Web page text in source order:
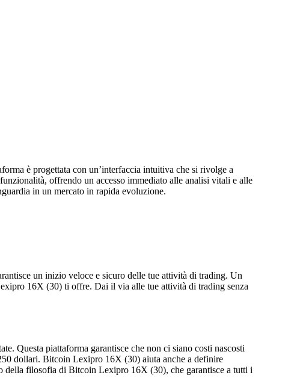
è progettata con un’interfaccia intuitiva che si rivolge a
offrendo un accesso immediato alle analisi vitali e alle
in un mercato in rapida evoluzione.
un inizio veloce e sicuro delle tue attività di trading. Un
16X (30) ti offre. Dai il via alle tue attività di trading senza
Questa piattaforma garantisce che non ci siano costi nascosti
dollari. Bitcoin Lexipro 16X (30) aiuta anche a definire
della filosofia di Bitcoin Lexipro 16X (30), che garantisce a tutti i